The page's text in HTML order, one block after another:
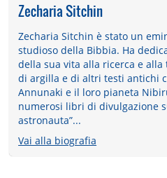
Zecharia Sitchin
Zecharia Sitchin è stato un
studioso della Bibbia. Ha
della sua vita alla ricerca e
di argilla e di altri testi antichi
Annunaki e il loro pianeta
numerosi libri di divulgazione
astronauta”...
Vai alla biografia